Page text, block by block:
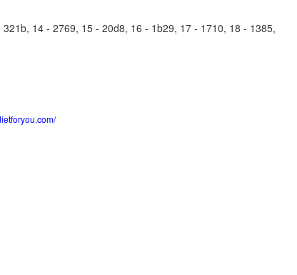
14 - 2769, 15 - 20d8, 16 - 1b29, 17 - 1710, 18 - 1385,